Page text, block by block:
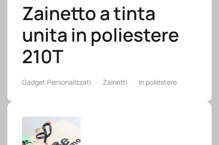
Zainetto a tinta
unita in poliestere
210T
Gadget Personalizzati Zainetti In poliestere